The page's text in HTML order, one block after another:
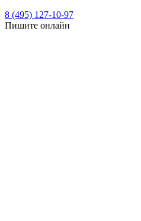
8 (495) 127-10-97
Пишите онлайн